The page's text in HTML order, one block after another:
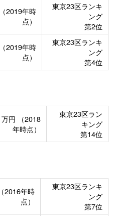
（2019年時
点）
東京23区ランキ
ング
第2位
（2019年時
点）
東京23区ランキ
ング
第4位
万円
（2018
年時点）
東京23区ラン
キング
第14位
（2016年時
点）
東京23区ランキ
ング
第7位